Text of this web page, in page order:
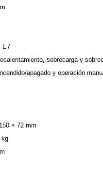
sobrecarga y
apagado y operación
× 72 mm
kg